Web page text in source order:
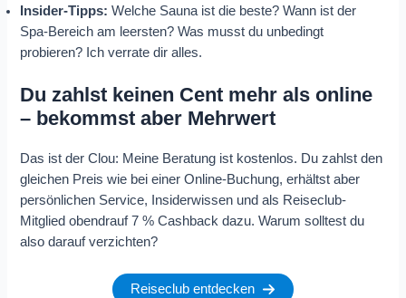
Insider-Tipps: Welche Sauna ist die beste? Wann ist der
Spa-Bereich am leersten? Was musst du unbedingt
probieren? Ich verrate dir alles.
Du zahlst keinen Cent mehr als online
– bekommst aber Mehrwert
Das ist der Clou: Meine Beratung ist kostenlos. Du zahlst den
gleichen Preis wie bei einer Online-Buchung, erhältst aber
persönlichen Service, Insiderwissen und als Reiseclub-
Mitglied obendrauf 7 % Cashback dazu. Warum solltest du
also darauf verzichten?
Reiseclub entdecken